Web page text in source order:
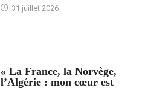
31 juillet 2026
« La France, la Norvège,
l’Algérie : mon cœur est